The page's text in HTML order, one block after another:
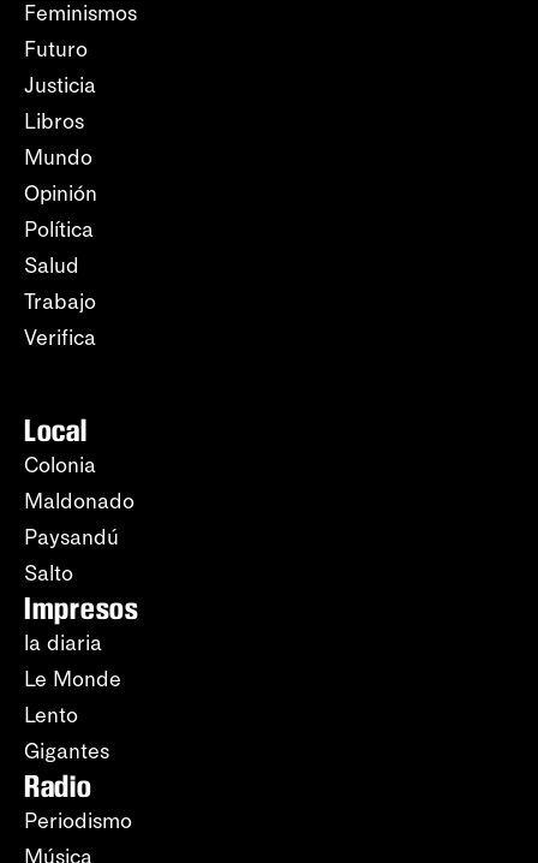
Feminismos
Futuro
Justicia
Libros
Mundo
Opinión
Política
Salud
Trabajo
Verifica
Local
Colonia
Maldonado
Paysandú
Salto
Impresos
la diaria
Le Monde
Lento
Gigantes
Radio
Periodismo
Música